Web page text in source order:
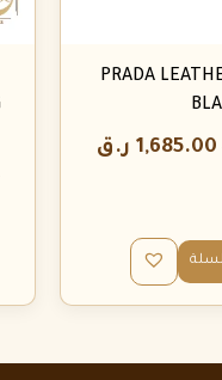
PRADA
1,685.00 ر.ق